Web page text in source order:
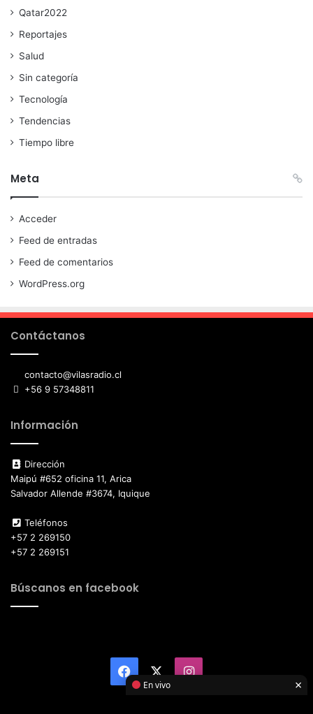
Qatar2022
Reportajes
Salud
Sin categoría
Tecnología
Tendencias
Tiempo libre
Meta
Acceder
Feed de entradas
Feed de comentarios
WordPress.org
Contáctanos
contacto@vilasradio.cl
+56 9 57348811
Información
Dirección
Maipú #652 oficina 11, Arica
Salvador Allende #3674, Iquique
Teléfonos
+57 2 269150
+57 2 269151
Búscanos en facebook
Facebook Instagram
En vivo ×